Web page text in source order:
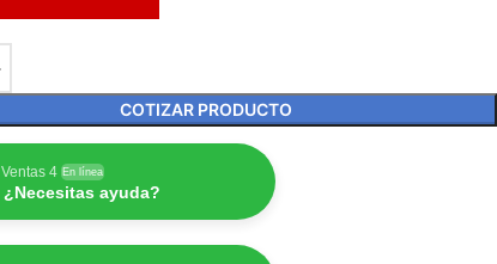
COTIZAR PRODUCTO
Ventas 4 En línea
¿Necesitas ayuda?